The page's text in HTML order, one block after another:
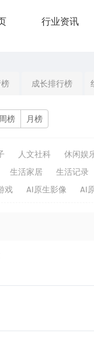
行业资讯
成长排行榜
周榜 月榜
人文社科
休闲娱
生活家居
生活记录
戏 AI原生影像 AI